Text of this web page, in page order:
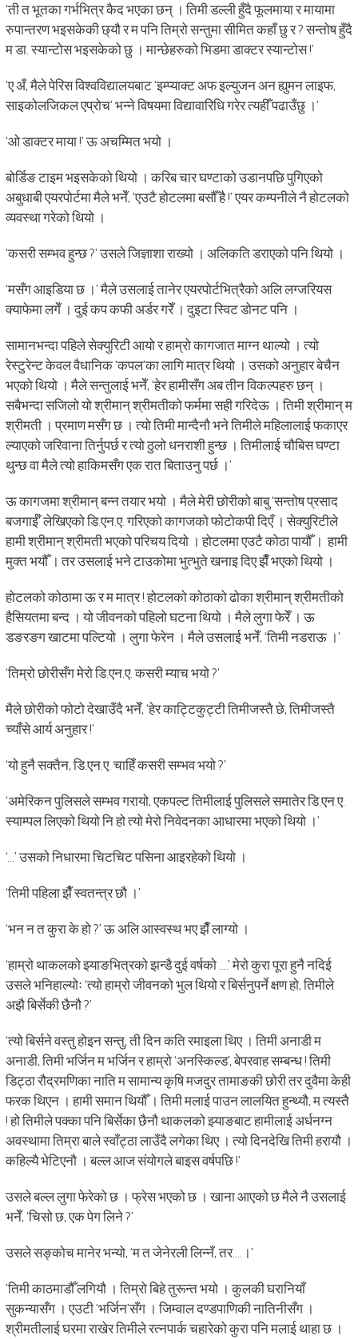
‘ती त भूतका गर्भभित्र कैद भएका छन् । तिमी डल्ली हुँदै फूलमाया र मायामा
रुपान्तरण भइसकेकी छ्यौ र म पनि तिम्रो सन्तुमा सीमित कहाँ छु र ? सन्तोष हुँदै
म डा. स्यान्टोस भइसकेको छु । मान्छेहरुको भिडमा डाक्टर स्यान्टोस !’
‘ए अँ, मैले पेरिस विश्वविद्यालयबाट ‘इम्प्याक्ट अफ इल्युजन अन ह्युमन लाइफ,
साइकोलजिकल एप्रोच’ भन्ने विषयमा विद्यावारिधि गरेर त्यहीँ पढाउँछु ।’
‘ओ डाक्टर माया !’ ऊ अचम्मित भयो ।
बोर्डिङ टाइम भइसकेको थियो । करिब चार घण्टाको उडानपछि पुगिएको
अबुधाबी एयरपोर्टमा मैले भनेँ, ‘एउटै होटलमा बसौँ है !’ एयर कम्पनीले नै होटलको
व्यवस्था गरेको थियो ।
‘कसरी सम्भव हुन्छ ?’ उसले जिज्ञाशा राख्यो । अलिकति डराएको पनि थियो ।
‘मसँग आइडिया छ ।’ मैले उसलाई तानेर एयरपोर्टभित्रैको अलि लग्जरियस
क्याफेमा लगेँ । दुई कप कफी अर्डर गरेँ । दुइटा स्विट डोनट पनि ।
सामानभन्दा पहिले सेक्युरिटी आयो र हाम्रो कागजात माग्न थाल्यो । त्यो
रेस्टुरेन्ट केवल वैधानिक ‘कपल’का लागि मात्र थियो । उसको अनुहार बेचैन
भएको थियो । मैले सन्तुलाई भनेँ, ‘हेर हामीसँग अब तीन विकल्पहरु छन् ।
सबैभन्दा सजिलो यो श्रीमान् श्रीमतीको फर्ममा सही गरिदेऊ । तिमी श्रीमान् म
श्रीमती । प्रमाण मसँग छ । त्यो तिमी मान्दैनौ भने तिमीले महिलालाई फकाएर
ल्याएको जरिवाना तिर्नुपर्छ र त्यो ठुलो धनराशी हुन्छ । तिमीलाई चौबिस घण्टा
थुन्छ वा मैले त्यो हाकिमसँग एक रात बिताउनु पर्छ ।’
ऊ कागजमा श्रीमान् बन्न तयार भयो । मैले मेरी छोरीको बाबु ‘सन्तोष प्रसाद
बजगाईँ’ लेखिएको डि.एन.ए. गरिएको कागजको फोटोकपी दिएँ । सेक्युरिटीले
हामी श्रीमान् श्रीमती भएको परिचय दियो । होटलमा एउटै कोठा पायौँ । हामी
मुक्त भयौँ । तर उसलाई भने टाउकोमा भुत्भुते खनाइ दिए झैँ भएको थियो ।
होटलको कोठामा ऊ र म मात्र ! होटलको कोठाको ढोका श्रीमान् श्रीमतीको
हैसियतमा बन्द । यो जीवनको पहिलो घटना थियो । मैले लुगा फेरेँ । ऊ
डङरङग खाटमा पल्टियो । लुगा फेरेन । मैले उसलाई भनेँ, ‘तिमी नडराऊ ।’
‘तिम्रो छोरीसँग मेरो डि.एन.ए. कसरी म्याच भयो ?’
मैले छोरीको फोटो देखाउँदै भनेँ, ‘हेर काट्टिकुट्टी तिमीजस्तै छे, तिमीजस्तै
च्याँसे आर्य अनुहार !’
‘यो हुनै सक्तैन, डि.एन.ए. चाहिँ कसरी सम्भव भयो ?’
‘अमेरिकन पुलिसले सम्भव गरायो, एकपल्ट तिमीलाई पुलिसले समातेर डि.एन.ए.
स्याम्पल लिएको थियो नि हो त्यो मेरो निवेदनका आधारमा भएको थियो ।’
‘…’ उसको निधारमा चिटचिट पसिना आइरहेको थियो ।
‘तिमी पहिला झैँ स्वतन्त्र छौ ।’
‘भन न त कुरा के हो ?’ ऊ अलि आस्वस्थ भए झैँ लाग्यो ।
‘हाम्रो थाकलको झ्याङभित्रको झन्डै दुई वर्षको ….’ मेरो कुरा पूरा हुनै नदिई
उसले भनिहाल्योः ‘त्यो हाम्रो जीवनको भुल थियो र बिर्सनुपर्ने क्षण हो, तिमीले
अझै बिर्सेकी छैनौ ?’
‘त्यो बिर्सने वस्तु होइन सन्तु, ती दिन कति रमाइला थिए । तिमी अनाडी म
अनाडी, तिमी भर्जिन म भर्जिन र हाम्रो ‘अनस्किल्ड’, बेपरवाह सम्बन्ध ! तिमी
डिट्ठा रौद्रमणिका नाति म सामान्य कृषि मजदुर तामाङकी छोरी तर दुवैमा केही
फरक थिएन । हामी समान थियौँ । तिमी मलाई पाउन लालयित हुन्थ्यौ, म त्यस्तै
! हो तिमीले पक्का पनि बिर्सेका छैनौ थाकलको झ्याङबाट हामीलाई अर्धनग्न
अवस्थामा तिम्रा बाले स्वाँट्ठा लाउँदै लगेका थिए । त्यो दिनदेखि तिमी हरायौ ।
कहिल्यै भेटिएनौ । बल्ल आज संयोगले बाइस वर्षपछि !’
उसले बल्ल लुगा फेरेको छ । फ्रेस भएको छ । खाना आएको छ मैले नै उसलाई
भनेँ, ‘चिसो छ, एक पेग लिने ?’
उसले सङ्कोच मानेर भन्यो, ‘म त जेनेरली लिन्नँ, तर….।’
‘तिमी काठमाडौँ लगियौ । तिम्रो बिहे तुरून्त भयो । कुलकी घरानियाँ
सुकन्यासँग । एउटी ‘भर्जिन’सँग । जिम्वाल दण्डपाणिकी नातिनीसँग ।
श्रीमतीलाई घरमा राखेर तिमीले रत्नपार्क चहारेको कुरा पनि मलाई थाहा छ ।